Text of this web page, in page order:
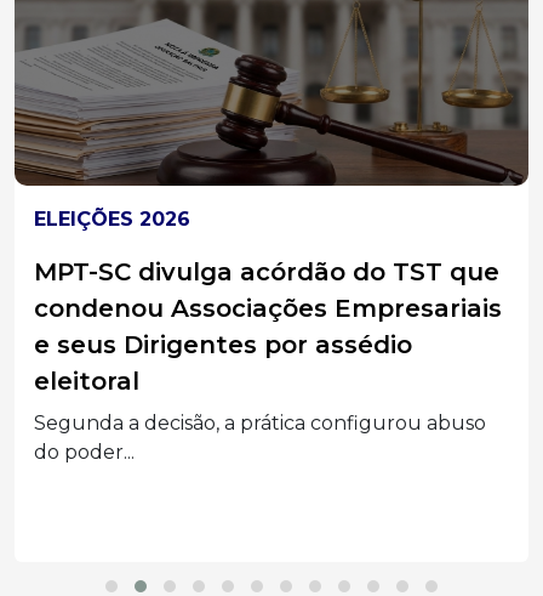
ELEIÇÕES 2026
MPT-SC divulga acórdão do TST que
condenou Associações Empresariais
e seus Dirigentes por assédio
eleitoral
Segunda a decisão, a prática configurou abuso
do poder...